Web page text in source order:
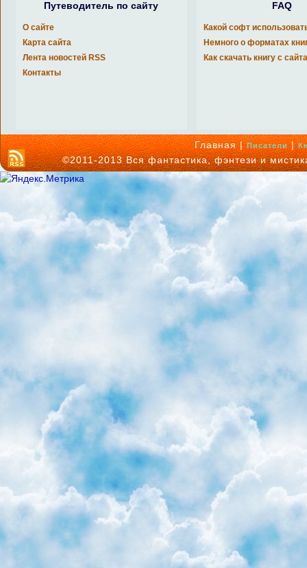
Путеводитель по сайту
О сайте
Карта сайта
Лента новостей RSS
Контакты
FAQ
Какой софт
Немного о форматах
Как скачать книгу с
Главная |Писатели|
©2011-2013 Вся фантастика, фэнтези и